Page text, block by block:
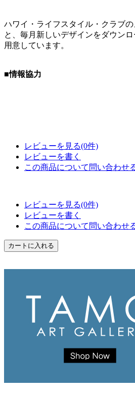
ハワイ・ライフスタイル・クラブ
と、毎月新しいデザインをダウン
用意しています。
■情報協力
レビューを見る(0件)
レビューを書く
この商品について問い合わせ
レビューを見る(0件)
レビューを書く
この商品について問い合わせ